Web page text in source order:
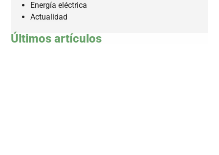
Energía eléctrica
Actualidad
Últimos artículos